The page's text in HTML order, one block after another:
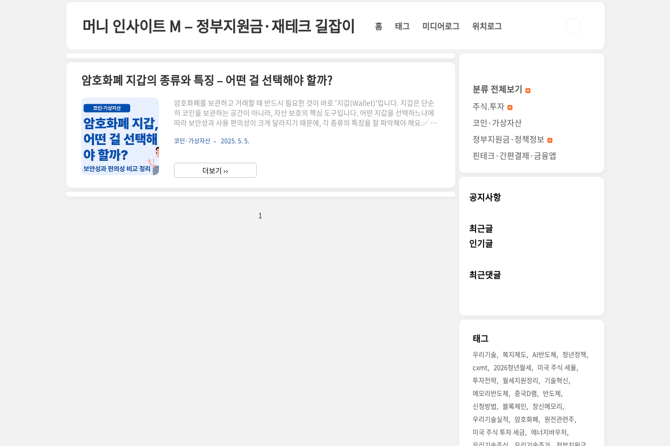
머니 인사이트 M – 정부지원금·재테크 길잡이 홈 태그 미디어로그 위치로그
암호화폐 지갑의 종류와 특징 – 어떤 걸 선택해야 할까?
암호화폐를 보관하고 거래할 때 반드시 필요한 것이 바로 '지갑(Wallet)'입니다. 지갑은 단순
히 코인을 보관하는 공간이 아니라, 자산 보호의 핵심 도구입니다. 어떤 지갑을 선택하느냐에
따라 보안성과 사용 편의성이 크게 달라지기 때문에, 각 종류의 특징을 잘 파악해야 해요.✅ 암
Wallet): 인터넷에 연결된 상태로 실시간 거래에 편리하지만 해킹 위험이 있음콜드 월렛
특징 비교종류설명보안 수준사용 난이도모바일 지갑앱 설치만으로 간편 사용 (ex. Trust
Wallet)보통쉬움브라우저 지갑웹 브라우저 확장 프로..
코인·가상자산 2025. 5. 5.
더보기 ››
1
분류 전체보기
주식.투자
코인·가상자산
정부지원금·정책정보
핀테크·간편결제·금융앱
공지사항
최근글
인기글
최근댓글
태그
우리기술 복지제도 AI반도체
청년정책
cxmt
2026청년월세
미국 주식 세율
투자전략
월세지원정리
기술혁신
메모리반도체
중국D램
반도체
신청방법
블록체인
창신메모리
우리기술실적
암호화폐
원전관련주
미국 주식 투자 세금
에너지바우처